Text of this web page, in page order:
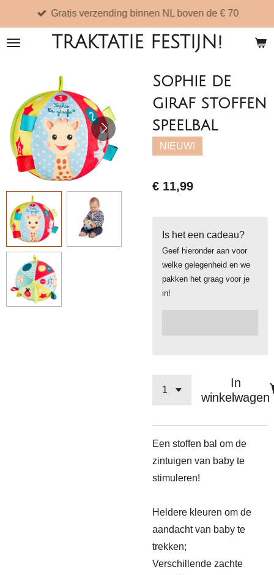
direct
naar
hoofdinhoud
TRAKTATIE FESTIJN!
Gratis verzending binnen NL boven de € 70
Sophie de
giraf stoffen
speelbal
NIEUW!
€ 11,99
Is het een cadeau?
Geef hieronder aan voor
welke gelegenheid en we
pakken het graag voor je
in!
In
winkelwagen
Een stoffen bal om de
zintuigen van baby te
stimuleren!
Heldere kleuren om de
aandacht van baby te
trekken;
Verschillende zachte